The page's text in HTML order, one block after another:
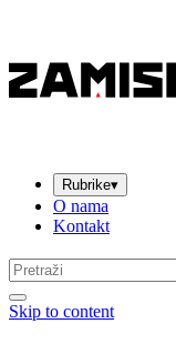
Rubrike▾
O nama
Kontakt
Pretraga:
Skip to content